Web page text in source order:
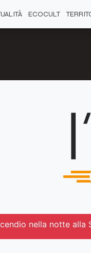
ECOCULT
nella notte alla